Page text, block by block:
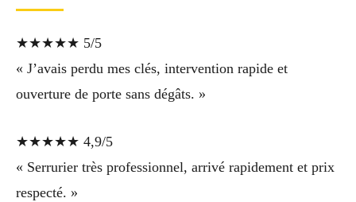
★★★★★ 5/5
« J’avais perdu mes clés, intervention rapide et
ouverture de porte sans dégâts. »
★★★★★ 4,9/5
« Serrurier très professionnel, arrivé rapidement et prix
respecté. »